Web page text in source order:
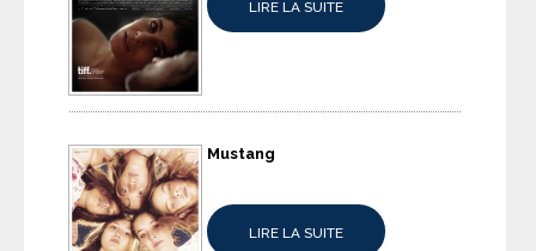
LIRE LA SUITE
Mustang
LIRE LA SUITE